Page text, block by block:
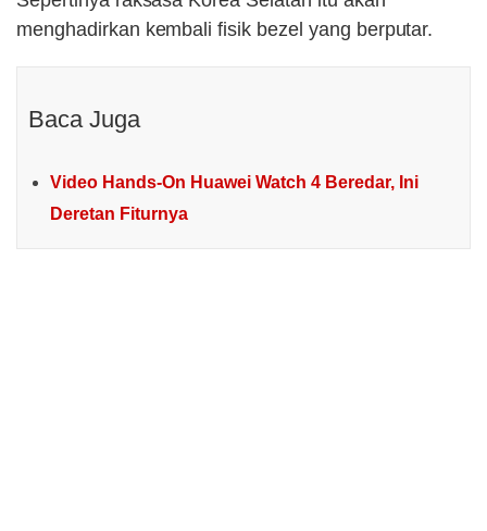
menghadirkan kembali fisik bezel yang berputar.
Baca Juga
Video Hands-On Huawei Watch 4 Beredar, Ini
Deretan Fiturnya